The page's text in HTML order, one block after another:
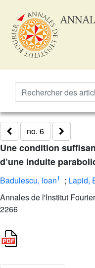
no. 6
Une condition
d’une induite
Badulescu, Ioan1 ; Lapid,
Annales de l'Institut
2266